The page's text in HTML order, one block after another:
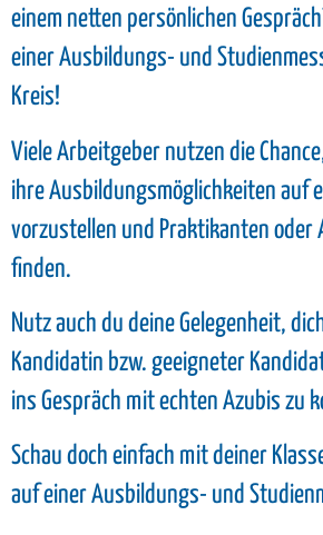
einem netten persönlichen
einer Ausbildungs- und
Kreis!
Viele Arbeitgeber nutzen die
ihre Ausbildungsmöglichkeiten auf
vorzustellen und Praktikanten oder
finden.
Nutz auch du deine Gelegenheit,
Kandidatin bzw. geeigneter
ins Gespräch mit echten Azubis zu
Schau doch einfach mit deiner
auf einer Ausbildungs- und